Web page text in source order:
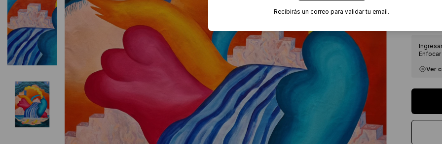
Ver
Recibirás un correo para validar tu email.